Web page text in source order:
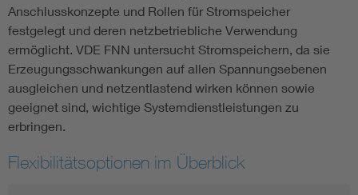
Anschlusskonzepte und Rollen für Stromspeicher
festgelegt und deren netzbetriebliche Verwendung
ermöglicht. VDE FNN untersucht Stromspeichern, da sie
Erzeugungsschwankungen auf allen Spannungsebenen
ausgleichen und netzentlastend wirken können sowie
geeignet sind, wichtige Systemdienstleistungen zu
erbringen.
Flexibilitätsoptionen im Überblick